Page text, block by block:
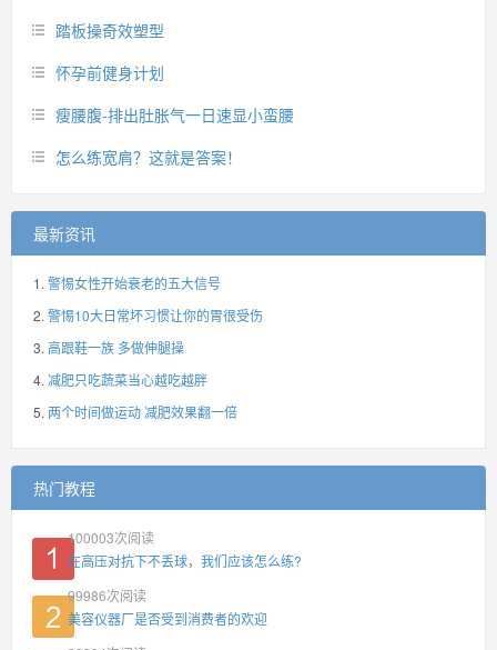
踏板操奇效塑型
怀孕前健身计划
瘦腰腹-排出肚胀气一日速显小蛮腰
怎么练宽肩？这就是答案！
最新资讯
警惕女性开始衰老的五大信号
警惕10大日常坏习惯让你的胃很受伤
高跟鞋一族 多做伸腿操
减肥只吃蔬菜当心越吃越胖
两个时间做运动 减肥效果翻一倍
热门教程
100003次阅读
在高压对抗下不丢球，我们应该怎么练?
99986次阅读
美容仪器厂是否受到消费者的欢迎